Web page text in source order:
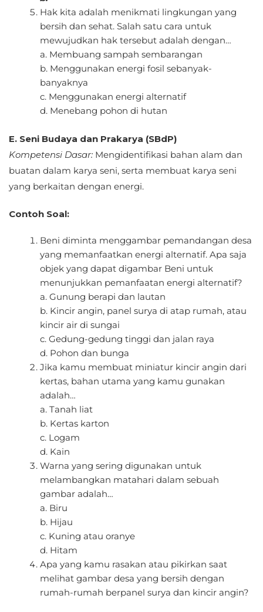
Hak kita adalah menikmati lingkungan yang
bersih dan sehat. Salah satu cara untuk
mewujudkan hak tersebut adalah dengan…
a. Membuang sampah sembarangan
b. Menggunakan energi fosil sebanyak-
banyaknya
c. Menggunakan energi alternatif
d. Menebang pohon di hutan
E. Seni Budaya dan Prakarya (SBdP)
Kompetensi Dasar: Mengidentifikasi bahan alam dan
buatan dalam karya seni, serta membuat karya seni
yang berkaitan dengan energi.
Contoh Soal:
Beni diminta menggambar pemandangan desa
yang memanfaatkan energi alternatif. Apa saja
objek yang dapat digambar Beni untuk
menunjukkan pemanfaatan energi alternatif?
a. Gunung berapi dan lautan
b. Kincir angin, panel surya di atap rumah, atau
kincir air di sungai
c. Gedung-gedung tinggi dan jalan raya
d. Pohon dan bunga
Jika kamu membuat miniatur kincir angin dari
kertas, bahan utama yang kamu gunakan
adalah…
a. Tanah liat
b. Kertas karton
c. Logam
d. Kain
Warna yang sering digunakan untuk
melambangkan matahari dalam sebuah
gambar adalah…
a. Biru
b. Hijau
c. Kuning atau oranye
d. Hitam
Apa yang kamu rasakan atau pikirkan saat
melihat gambar desa yang bersih dengan
rumah-rumah berpanel surya dan kincir angin?